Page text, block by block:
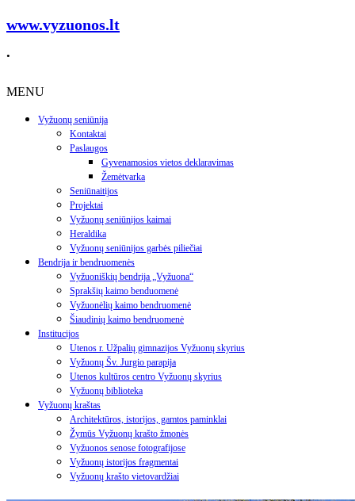
www.vyzuonos.lt
.
MENU
Vyžuonų seniūnija
Kontaktai
Paslaugos
Gyvenamosios vietos deklaravimas
Žemėtvarka
Seniūnaitijos
Projektai
Vyžuonų seniūnijos kaimai
Heraldika
Vyžuonų seniūnijos garbės piliečiai
Bendrija ir bendruomenės
Vyžuoniškių bendrija „Vyžuona“
Sprakšių kaimo benduomenė
Vyžuonėlių kaimo bendruomenė
Šiaudinių kaimo bendruomenė
Institucijos
Utenos r. Užpalių gimnazijos Vyžuonų skyrius
Vyžuonų Šv. Jurgio parapija
Utenos kultūros centro Vyžuonų skyrius
Vyžuonų biblioteka
Vyžuonų kraštas
Architektūros, istorijos, gamtos paminklai
Žymūs Vyžuonų krašto žmonės
Vyžuonos senose fotografijose
Vyžuonų istorijos fragmentai
Vyžuonų krašto vietovardžiai